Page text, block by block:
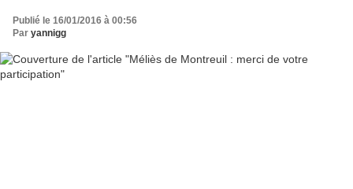
Publié le 16/01/2016 à 00:56
Par yannigg